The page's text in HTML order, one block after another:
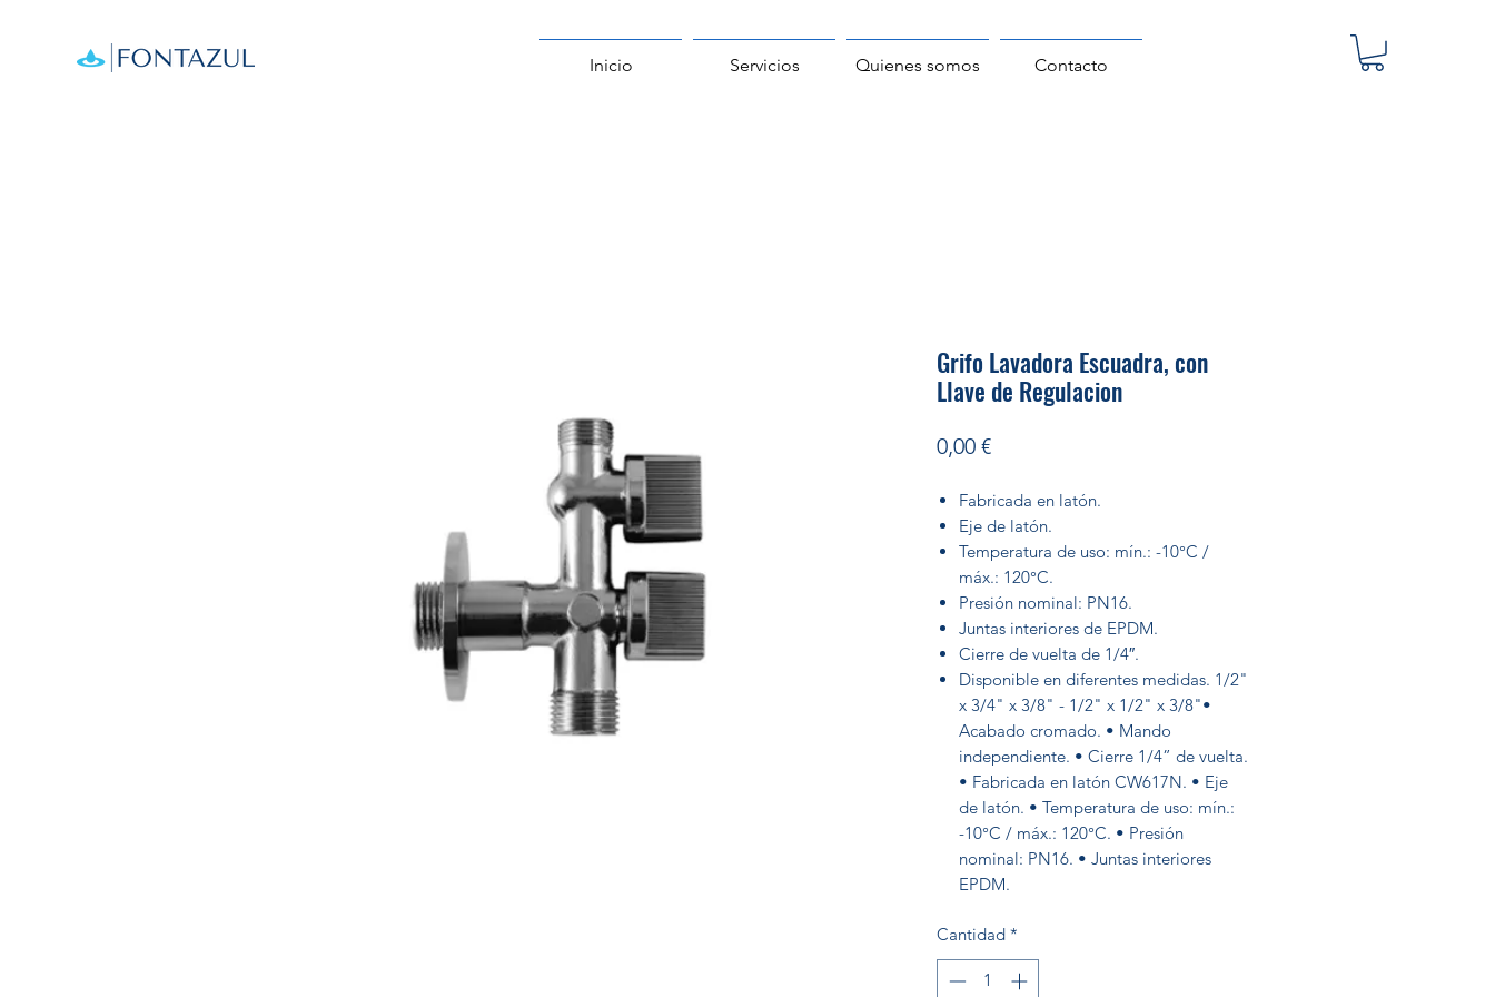
Inicio Servicios Quienes somos Contacto
Grifo Lavadora Escuadra, con
Llave de Regulacion
0,00 €Precio
Fabricada en latón.
Eje de latón.
Temperatura de uso: mín.: -10°C /
máx.: 120°C.
Presión nominal: PN16.
Juntas interiores de EPDM.
Cierre de vuelta de 1/4″.
Disponible en diferentes medidas. 1/2"
x 3/4" x 3/8" - 1/2" x 1/2" x 3/8"•
Acabado cromado. • Mando
independiente. • Cierre 1/4” de vuelta.
• Fabricada en latón CW617N. • Eje
de latón. • Temperatura de uso: mín.:
-10°C / máx.: 120°C. • Presión
nominal: PN16. • Juntas interiores
EPDM.
Cantidad *